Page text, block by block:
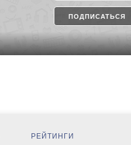
ПОДПИСАТЬСЯ
РЕЙТИНГИ